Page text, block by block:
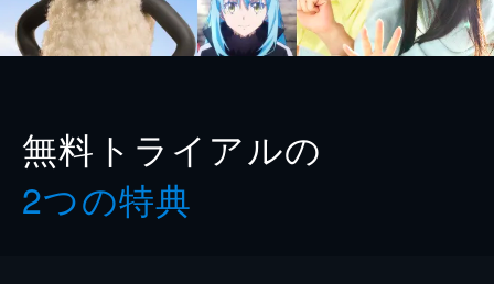
無料トライアルの
2つの特典